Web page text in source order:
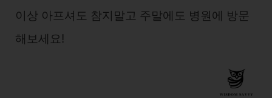
이상 아프셔도 참지말고 주말에도 병원에 방문
해보세요!